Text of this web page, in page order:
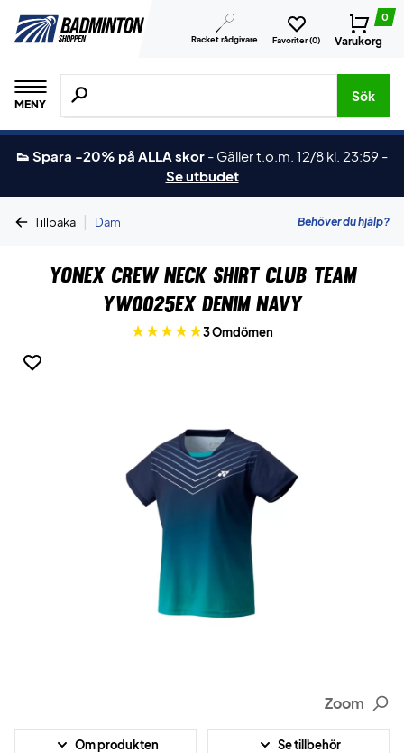
Racket rådgivare Favoriter (0)
0
Varukorg
MENY
Sök efter produkter, märken osv.
Sök
👟 Spara -20% på ALLA skor - Gäller t.o.m. 12/8 kl. 23:59 -
Se utbudet
Tillbaka | Dam Behöver du hjälp?
Yonex Crew Neck Shirt Club Team
YW0025EX Denim Navy
3 Omdömen
Zoom
Om produkten Se tillbehör